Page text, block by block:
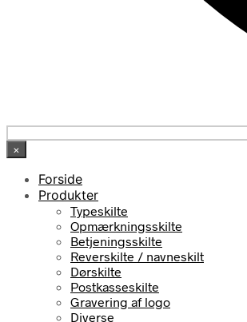
×
Forside
Produkter
Typeskilte
Opmærkningsskilte
Betjeningsskilte
Reverskilte / navneskilt
Dørskilte
Postkasseskilte
Gravering af logo
Diverse